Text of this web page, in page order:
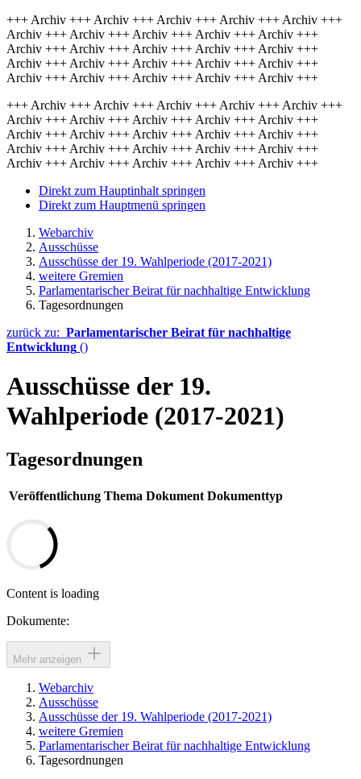
+++ Archiv +++ Archiv +++ Archiv +++ Archiv +++ Archiv +++
Archiv +++ Archiv +++ Archiv +++ Archiv +++ Archiv +++
Archiv +++ Archiv +++ Archiv +++ Archiv +++ Archiv +++
Archiv +++ Archiv +++ Archiv +++ Archiv +++ Archiv +++
Archiv +++ Archiv +++ Archiv +++ Archiv +++ Archiv +++
+++ Archiv +++ Archiv +++ Archiv +++ Archiv +++ Archiv +++
Archiv +++ Archiv +++ Archiv +++ Archiv +++ Archiv +++
Archiv +++ Archiv +++ Archiv +++ Archiv +++ Archiv +++
Archiv +++ Archiv +++ Archiv +++ Archiv +++ Archiv +++
Archiv +++ Archiv +++ Archiv +++ Archiv +++ Archiv +++
Direkt zum Hauptinhalt springen
Direkt zum Hauptmenü springen
Webarchiv
Ausschüsse
Ausschüsse der 19. Wahlperiode (2017-2021)
weitere Gremien
Parlamentarischer Beirat für nachhaltige Entwicklung
Tagesordnungen
zurück zu: Parlamentarischer Beirat für nachhaltige
Entwicklung ()
Ausschüsse der 19.
Wahlperiode (2017-2021)
Tagesordnungen
Veröffentlichung Thema Dokument Dokumenttyp
Content is loading
Dokumente:
Mehr anzeigen
Webarchiv
Ausschüsse
Ausschüsse der 19. Wahlperiode (2017-2021)
weitere Gremien
Parlamentarischer Beirat für nachhaltige Entwicklung
Tagesordnungen